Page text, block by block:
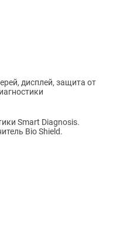
дисплей, защита от
Smart Diagnosis.
Bio Shield.